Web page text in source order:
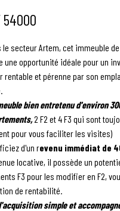
54000
le secteur Artem, cet immeuble
une opportunité idéale pour un
rentable et pérenne par son
bien entretenu d'environ
2 F2 et 4 F3 qui sont
pour vous faciliter les visites)
d'un revenu immédiat de
locative, il possède un
F3 pour les modifier en F2,
de rentabilité.
simple et